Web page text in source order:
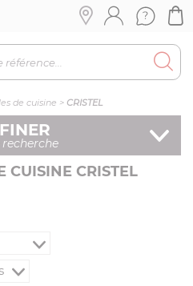
de cuisine > CRISTEL
CUISINE CRISTEL